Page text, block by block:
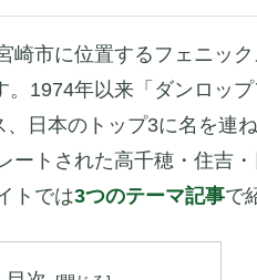
崎市に位置するフェニッ
1974年以来「ダンロッ
日本のトップ3に名を連
ートされた高千穂・住吉
トでは3つのテーマ記事で